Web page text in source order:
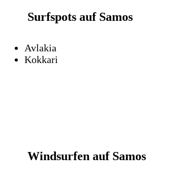
Surfspots auf Samos
Avlakia
Kokkari
Windsurfen auf Samos